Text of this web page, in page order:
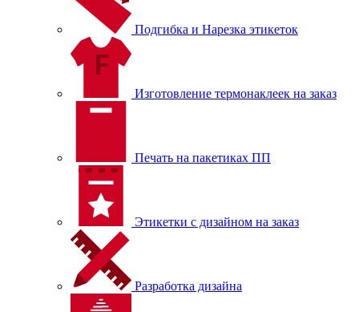
Подгибка и Нарезка этикеток
Изготовление термонаклеек на заказ
Печать на пакетиках ПП
Этикетки с дизайном на заказ
Разработка дизайна